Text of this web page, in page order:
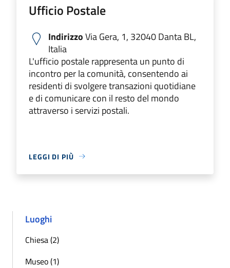
Ufficio Postale
IndirizzoVia Gera, 1, 32040 Danta BL,
Italia
L'ufficio postale rappresenta un punto di
incontro per la comunità, consentendo ai
residenti di svolgere transazioni quotidiane
e di comunicare con il resto del mondo
attraverso i servizi postali.
LEGGI DI PIÙ
Luoghi
Chiesa (2)
Museo (1)